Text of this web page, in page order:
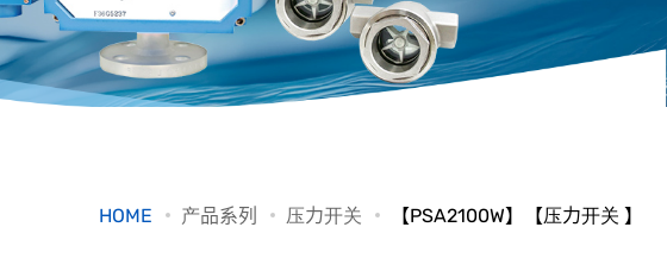
紧急淋浴洗眼器
HOME 产品系列 压力开关 【PSA2100W】【压力开关 】